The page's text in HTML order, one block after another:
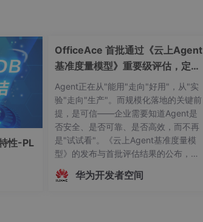
性-PL
OfficeAce 首批通过《云上Agent
基准度量模型》重要级评估，定义
智能体可信新标杆
Agent正在从"能用"走向"好用"，从"实
验"走向"生产"。而规模化落地的关键前
提，是可信——企业需要知道Agent是
否安全、是否可靠、是否高效，而不再
是"试试看"。《云上Agent基准度量模
型》的发布与首批评估结果的公布，标
志着中国Agent产业正式迈入"有标可
依、有尺可量"的新阶段。OfficeAce 首
华为开发者空间